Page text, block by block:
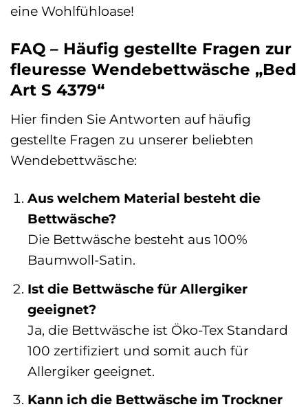
eine Wohlfühloase!
FAQ – Häufig gestellte Fragen zur
fleuresse Wendebettwäsche „Bed
Art S 4379“
Hier finden Sie Antworten auf häufig
gestellte Fragen zu unserer beliebten
Wendebettwäsche:
Aus welchem Material besteht die
Bettwäsche?
Die Bettwäsche besteht aus 100%
Baumwoll-Satin.
Ist die Bettwäsche für Allergiker
geeignet?
Ja, die Bettwäsche ist Öko-Tex Standard
100 zertifiziert und somit auch für
Allergiker geeignet.
Kann ich die Bettwäsche im Trockner